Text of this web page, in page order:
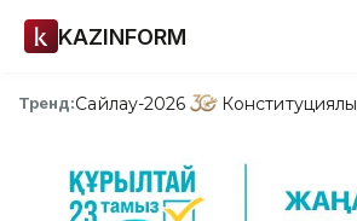
KAZINFORM
Тренд:Сайлау-2026